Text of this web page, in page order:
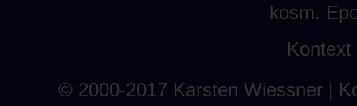
kosm.
Kontext
© 2000-2017 Karsten Wiessner |